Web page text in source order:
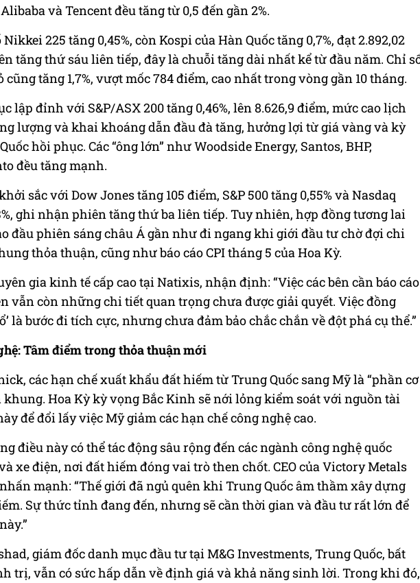
và Tencent đều tăng từ 0,5 đến gần 2%.
225 tăng 0,45%, còn Kospi của Hàn Quốc tăng 0,7%, đạt 2.892,02
tăng thứ sáu liên tiếp, đây là chuỗi tăng dài nhất kể từ đầu năm. Chỉ
tăng 1,7%, vượt mốc 784 điểm, cao nhất trong vòng gần 10 tháng.
lập đỉnh với S&P/ASX 200 tăng 0,46%, lên 8.626,9 điểm, mức cao lịch
lượng và khai khoáng dẫn đầu đà tăng, hưởng lợi từ giá vàng và kỳ
hồi phục. Các “ông lớn” như Woodside Energy, Santos, BHP,
đều tăng mạnh.
sắc với Dow Jones tăng 105 điểm, S&P 500 tăng 0,55% và Nasdaq
ghi nhận phiên tăng thứ ba liên tiếp. Tuy nhiên, hợp đồng tương lai
đầu phiên sáng châu Á gần như đi ngang khi giới đầu tư chờ đợi chi
thỏa thuận, cũng như báo cáo CPI tháng 5 của Hoa Kỳ.
gia kinh tế cấp cao tại Natixis, nhận định: “Việc các bên cần báo cáo
vẫn còn những chi tiết quan trọng chưa được giải quyết. Việc đồng
là bước đi tích cực, nhưng chưa đảm bảo chắc chắn về đột phá cụ thể.”
Tâm điểm trong thỏa thuận mới
các hạn chế xuất khẩu đất hiếm từ Trung Quốc sang Mỹ là “phần cơ
khung. Hoa Kỳ kỳ vọng Bắc Kinh sẽ nới lỏng kiểm soát với nguồn tài
để đổi lấy việc Mỹ giảm các hạn chế công nghệ cao.
điều này có thể tác động sâu rộng đến các ngành công nghệ quốc
xe điện, nơi đất hiếm đóng vai trò then chốt. CEO của Victory Metals
mạnh: “Thế giới đã ngủ quên khi Trung Quốc âm thầm xây dựng
Sự thức tỉnh đang đến, nhưng sẽ cần thời gian và đầu tư rất lớn để
giám đốc danh mục đầu tư tại M&G Investments, Trung Quốc, bất
trị, vẫn có sức hấp dẫn về định giá và khả năng sinh lời. Trong khi đó,